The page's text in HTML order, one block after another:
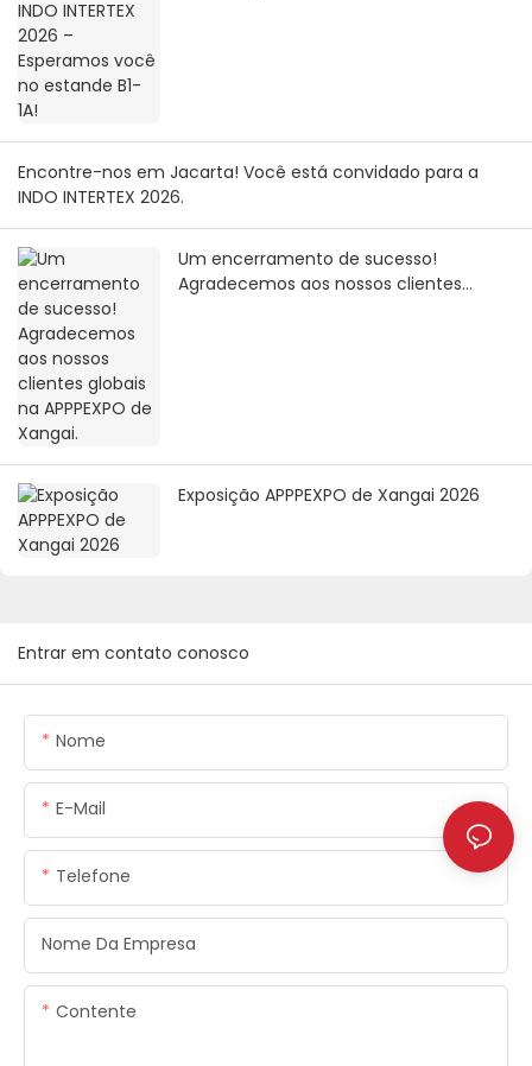
Encontre-nos em Jacarta! Você está convidado para a
INDO INTERTEX 2026.
Um encerramento de sucesso!
Agradecemos aos nossos clientes
Exposição APPPEXPO de Xangai 2026
Entrar em contato conosco
Nome
E-Mail
Telefone
Nome Da Empresa
Contente